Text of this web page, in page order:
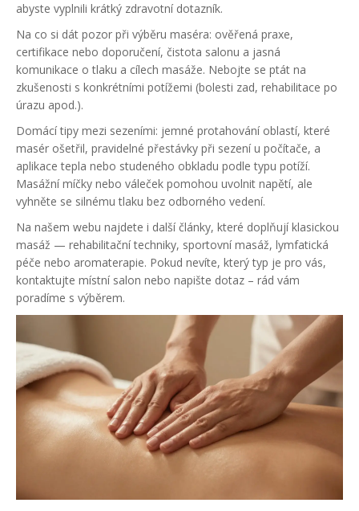
abyste vyplnili krátký zdravotní dotazník.
Na co si dát pozor při výběru maséra: ověřená praxe,
certifikace nebo doporučení, čistota salonu a jasná
komunikace o tlaku a cílech masáže. Nebojte se ptát na
zkušenosti s konkrétními potížemi (bolesti zad, rehabilitace po
úrazu apod.).
Domácí tipy mezi sezeními: jemné protahování oblastí, které
masér ošetřil, pravidelné přestávky při sezení u počítače, a
aplikace tepla nebo studeného obkladu podle typu potíží.
Masážní míčky nebo váleček pomohou uvolnit napětí, ale
vyhněte se silnému tlaku bez odborného vedení.
Na našem webu najdete i další články, které doplňují klasickou
masáž — rehabilitační techniky, sportovní masáž, lymfatická
péče nebo aromaterapie. Pokud nevíte, který typ je pro vás,
kontaktujte místní salon nebo napište dotaz – rád vám
poradíme s výběrem.